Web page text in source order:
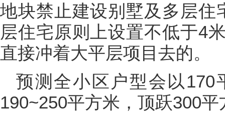
地块禁止建设别墅及多层住
层住宅原则上设置不低于4
直接冲着大平层项目去的。
预测全小区户型会以170
190~250平方米，顶跃300